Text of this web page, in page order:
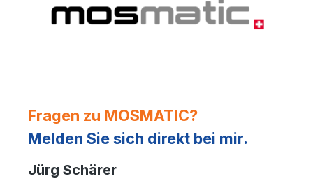
Fragen zu MOSMATIC?
Melden Sie sich direkt bei mir.
Jürg Schärer